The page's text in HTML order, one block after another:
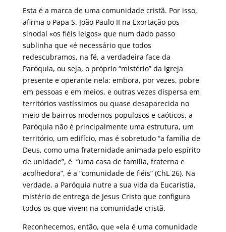
Esta é a marca de uma comunidade cristã. Por isso,
afirma o Papa S. João Paulo II na Exortação pos–
sinodal «os fiéis leigos» que num dado passo
sublinha que «é necessário que todos
redescubramos, na fé, a verdadeira face da
Paróquia, ou seja, o próprio “mistério” da Igreja
presente e operante nela: embora, por vezes, pobre
em pessoas e em meios, e outras vezes dispersa em
territórios vastíssimos ou quase desaparecida no
meio de bairros modernos populosos e caóticos, a
Paróquia não é principalmente uma estrutura, um
território, um edifício, mas é sobretudo “a família de
Deus, como uma fraternidade animada pelo espírito
de unidade”, é “uma casa de família, fraterna e
acolhedora”, é a “comunidade de fiéis” (ChL 26). Na
verdade, a Paróquia nutre a sua vida da Eucaristia,
mistério de entrega de Jesus Cristo que configura
todos os que vivem na comunidade cristã.
Reconhecemos, então, que «ela é uma comunidade